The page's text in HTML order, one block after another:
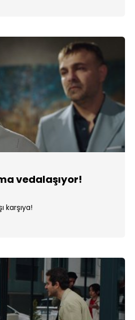
vedalaşıyor!
karşıya!